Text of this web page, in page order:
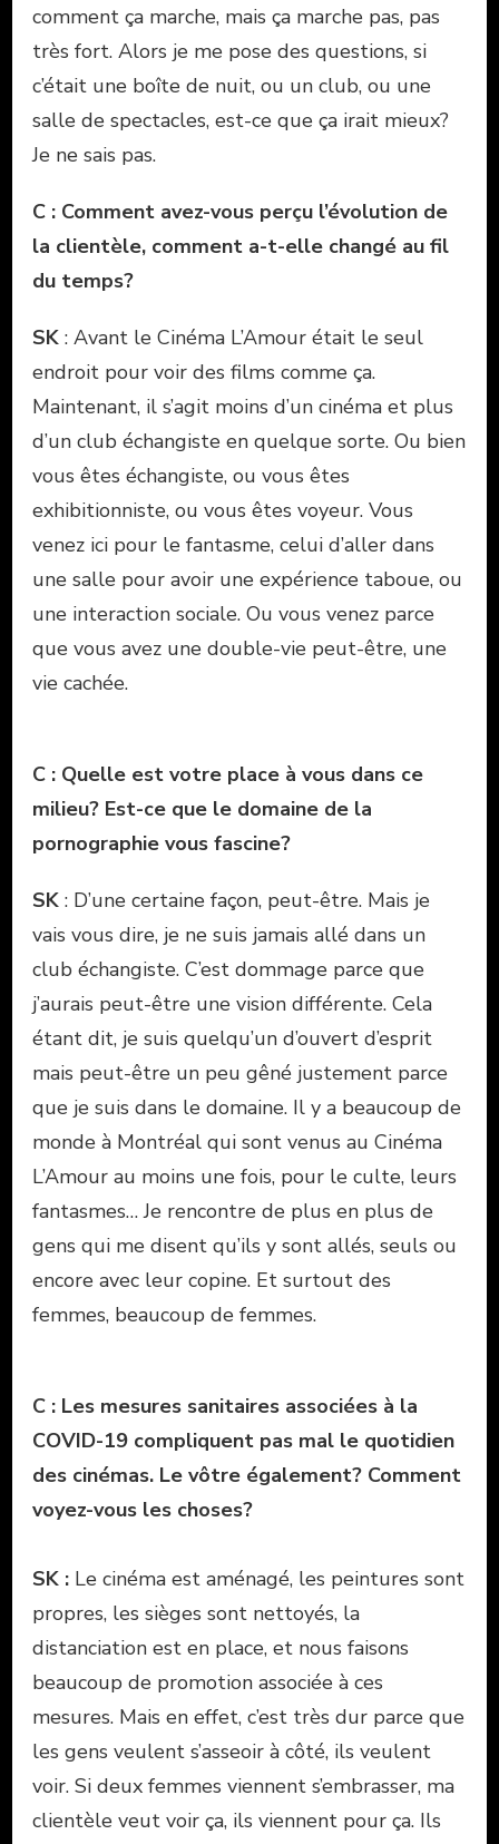
comment ça marche, mais ça marche pas, pas
très fort. Alors je me pose des questions, si
c’était une boîte de nuit, ou un club, ou une
salle de spectacles, est-ce que ça irait mieux?
Je ne sais pas.
C : Comment avez-vous perçu l’évolution de
la clientèle, comment a-t-elle changé au fil
du temps?
SK : Avant le Cinéma L’Amour était le seul
endroit pour voir des films comme ça.
Maintenant, il s’agit moins d’un cinéma et plus
d’un club échangiste en quelque sorte. Ou bien
vous êtes échangiste, ou vous êtes
exhibitionniste, ou vous êtes voyeur. Vous
venez ici pour le fantasme, celui d’aller dans
une salle pour avoir une expérience taboue, ou
une interaction sociale. Ou vous venez parce
que vous avez une double-vie peut-être, une
vie cachée.
C : Quelle est votre place à vous dans ce
milieu? Est-ce que le domaine de la
pornographie vous fascine?
SK : D’une certaine façon, peut-être. Mais je
vais vous dire, je ne suis jamais allé dans un
club échangiste. C’est dommage parce que
j’aurais peut-être une vision différente. Cela
étant dit, je suis quelqu’un d’ouvert d’esprit
mais peut-être un peu gêné justement parce
que je suis dans le domaine. Il y a beaucoup de
monde à Montréal qui sont venus au Cinéma
L’Amour au moins une fois, pour le culte, leurs
fantasmes… Je rencontre de plus en plus de
gens qui me disent qu’ils y sont allés, seuls ou
encore avec leur copine. Et surtout des
femmes, beaucoup de femmes.
C : Les mesures sanitaires associées à la
COVID-19 compliquent pas mal le quotidien
des cinémas. Le vôtre également? Comment
voyez-vous les choses?
SK : Le cinéma est aménagé, les peintures sont
propres, les sièges sont nettoyés, la
distanciation est en place, et nous faisons
beaucoup de promotion associée à ces
mesures. Mais en effet, c’est très dur parce que
les gens veulent s’asseoir à côté, ils veulent
voir. Si deux femmes viennent s’embrasser, ma
clientèle veut voir ça, ils viennent pour ça. Ils